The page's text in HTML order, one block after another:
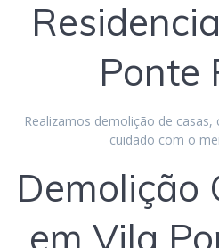
Ponte
Realizamos demolição de
cuidado com o
Demolição
em Vila